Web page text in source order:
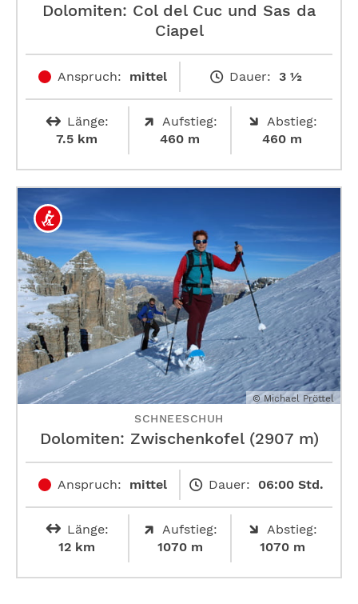
Dolomiten: Col del Cuc und Sas da
Ciapel
Anspruch: mittel Dauer: 3 ½
Länge:
7.5 km
Aufstieg:
460 m
Abstieg:
460 m
© Michael Pröttel
SCHNEESCHUH
Dolomiten: Zwischenkofel (2907 m)
Anspruch: mittel Dauer: 06:00 Std.
Länge:
12 km
Aufstieg:
1070 m
Abstieg:
1070 m